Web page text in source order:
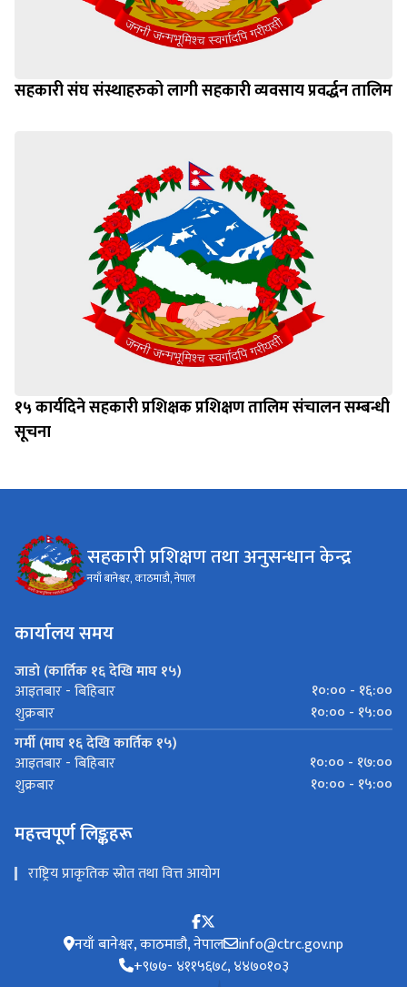
सहकारी संघ संस्थाहरुको लागी सहकारी व्यवसाय प्रवर्द्धन तालिम
१५ कार्यदिने सहकारी प्रशिक्षक प्रशिक्षण तालिम संचालन सम्बन्धी
सूचना
सहकारी प्रशिक्षण तथा अनुसन्धान केन्द्र
नयाँ बानेश्वर, काठमाडौ, नेपाल
कार्यालय समय
जाडो (कार्तिक १६ देखि माघ १५)
आइतबार - बिहिबार
१०:०० - १६:००
शुक्रबार
१०:०० - १५:००
गर्मी (माघ १६ देखि कार्तिक १५)
आइतबार - बिहिबार
१०:०० - १७:००
शुक्रबार
१०:०० - १५:००
महत्त्वपूर्ण लिङ्कहरू
राष्ट्रिय प्राकृतिक स्रोत तथा वित्त आयोग
नयाँ बानेश्वर, काठमाडौ, नेपाल
info@ctrc.gov.np
+९७७- ४११५६७८, ४४७०१०३